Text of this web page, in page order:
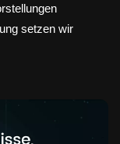
setzen wir